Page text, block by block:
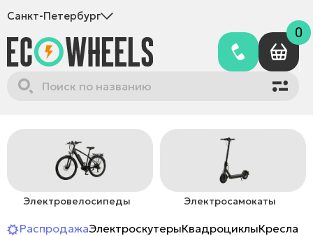
Санкт-Петербург
0
Электровелосипеды Электросамокаты
РаспродажаЭлектроскутерыКвадроциклыКресла-